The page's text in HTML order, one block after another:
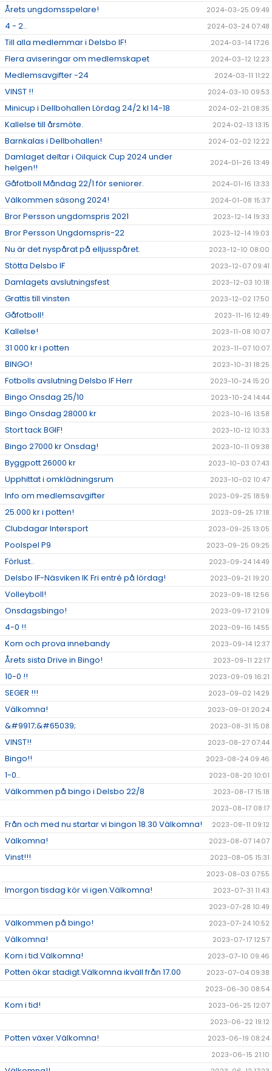
Årets ungdomsspelare! 2024-03-25 09:49
4 - 2.. 2024-03-24 07:48
Till alla medlemmar i Delsbo IF! 2024-03-14 17:26
Flera aviseringar om medlemskapet 2024-03-12 12:23
Medlemsavgifter -24 2024-03-11 11:22
VINST !! 2024-03-10 09:53
Minicup i Dellbohallen Lördag 24/2 kl 14-18 2024-02-21 08:35
Kallelse till årsmöte. 2024-02-13 13:15
Barnkalas i Dellbohallen! 2024-02-02 12:22
Damlaget deltar i Oilquick Cup 2024 under
helgen!!
2024-01-26 13:49
Gåfotboll Måndag 22/1 för seniorer. 2024-01-16 13:33
Välkommen säsong 2024! 2024-01-08 15:37
Bror Persson ungdomspris 2021 2023-12-14 19:33
Bror Persson Ungdomspris-22 2023-12-14 19:03
Nu är det nyspårat på elljusspåret. 2023-12-10 08:00
Stötta Delsbo IF 2023-12-07 09:41
Damlagets avslutningsfest 2023-12-03 10:18
Grattis till vinsten 2023-12-02 17:50
Gåfotboll! 2023-11-16 12:49
Kallelse! 2023-11-08 10:07
31 000 kr i potten 2023-11-07 10:07
BINGO! 2023-10-31 18:25
Fotbolls avslutning Delsbo IF Herr 2023-10-24 15:20
Bingo Onsdag 25/10 2023-10-24 14:44
Bingo Onsdag 28000 kr 2023-10-16 13:58
Stort tack BGIF! 2023-10-12 10:33
Bingo 27000 kr Onsdag! 2023-10-11 09:38
Byggpott 26000 kr 2023-10-03 07:43
Upphittat i omklädningsrum 2023-10-02 10:47
Info om medlemsavgifter 2023-09-25 18:59
25.000 kr i potten! 2023-09-25 17:18
Clubdagar Intersport 2023-09-25 13:05
Poolspel P9 2023-09-25 09:25
Förlust.. 2023-09-24 14:49
Delsbo IF-Näsviken IK Fri entré på lördag! 2023-09-21 19:20
Volleyboll! 2023-09-18 12:56
Onsdagsbingo! 2023-09-17 21:09
4-0 !! 2023-09-16 14:55
Kom och prova innebandy 2023-09-14 12:37
Årets sista Drive in Bingo! 2023-09-11 22:17
10-0 !! 2023-09-09 16:21
SEGER !!! 2023-09-02 14:29
Välkomna! 2023-09-01 20:24
&#9917;&#65039; 2023-08-31 15:08
VINST!! 2023-08-27 07:44
Bingo!! 2023-08-24 09:46
1-0.. 2023-08-20 10:01
Välkommen på bingo i Delsbo 22/8
2023-08-17 15:18
2023-08-17 08:17
Från och med nu startar vi bingon 18.30 Välkomna! 2023-08-11 09:12
Välkomna! 2023-08-07 14:07
Vinst!!!
2023-08-05 15:31
2023-08-03 07:55
Imorgon tisdag kör vi igen.Välkomna!
2023-07-31 11:43
2023-07-28 10:49
Välkommen på bingo! 2023-07-24 10:52
Välkomna! 2023-07-17 12:57
Kom i tid.Välkomna! 2023-07-10 09:46
Potten ökar stadigt.Välkomna ikväll från 17.00
2023-07-04 09:38
2023-06-30 08:54
Kom i tid!
2023-06-25 12:07
2023-06-22 19:12
Potten växer.Välkomna!
2023-06-19 08:24
2023-06-15 21:10